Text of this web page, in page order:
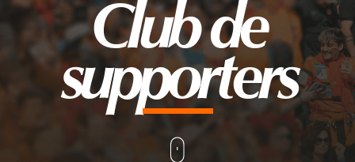
Club de
supporters